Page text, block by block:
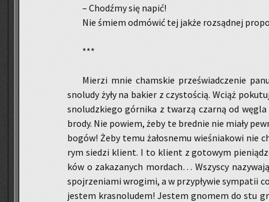
– Chodź­my się napić!
Nie śmiem od­mó­wić tej jakże roz­sąd­nej
***
Mier­zi mnie cham­skie prze­świad­cze­nie
sno­lu­dy żyły na ba­kier z czy­sto­ścią. Wciąż
sno­ludz­kie­go gór­ni­ka z twa­rzą czar­ną od
brody. Nie po­wiem, żeby te bred­nie nie miały
bogów! Żeby temu ża­ło­sne­mu wie­śnia­ko­wi nie
rym sie­dzi klient. I to klient z go­to­wym
ków o za­ka­za­nych mor­dach… Wszy­scy
spoj­rze­nia­mi wro­gi­mi, a w przy­pły­wie sym­pa­tii
je­stem kra­sno­lu­dem! Je­stem gno­mem do stu